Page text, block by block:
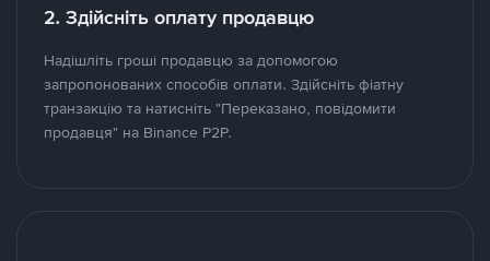
2. Здійсніть оплату продавцю
Надішліть гроші продавцю за допомогою
запропонованих способів оплати. Здійсніть фіатну
транзакцію та натисніть "Переказано, повідомити
продавця" на Binance P2P.